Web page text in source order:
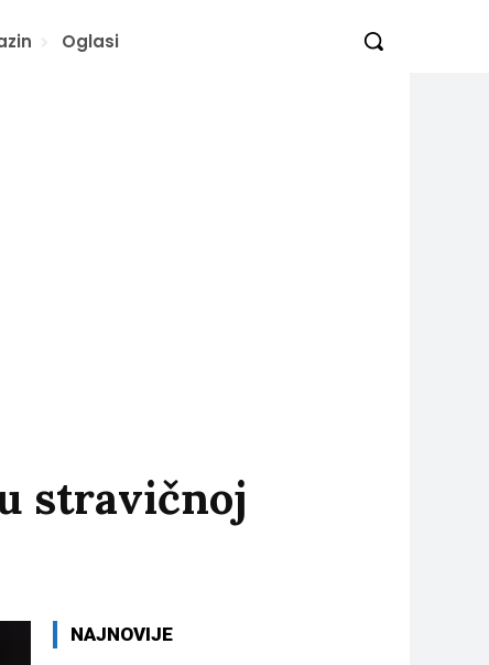
Oglasi
stravičnoj
NAJNOVIJE